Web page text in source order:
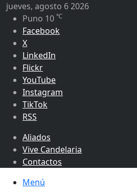
jueves, agosto 6 2026
Puno 10 ℃
Facebook
X
LinkedIn
Flickr
YouTube
Instagram
TikTok
RSS
Aliados
Vive Candelaria
Contactos
Menú